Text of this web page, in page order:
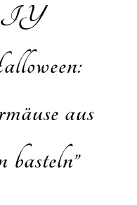
aus
basteln”